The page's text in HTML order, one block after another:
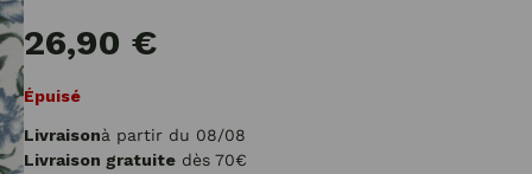
26,90 €
Épuisé
Livraisonà partir du 08/08
Livraison gratuite dès 70€